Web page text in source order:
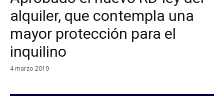
alquiler, que contempla una
mayor protección para el
inquilino
4 marzo 2019